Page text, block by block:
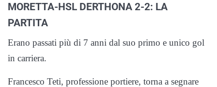
MORETTA-HSL DERTHONA 2-2: LA
PARTITA
Erano passati più di 7 anni dal suo primo e unico gol
in carriera.
Francesco Teti, professione portiere, torna a segnare